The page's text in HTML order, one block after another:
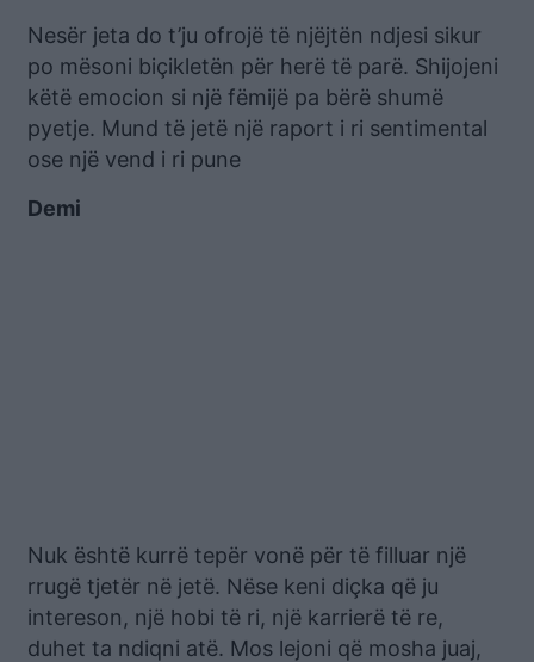
Nesër jeta do t’ju ofrojë të njëjtën ndjesi sikur
po mësoni biçikletën për herë të parë. Shijojeni
këtë emocion si një fëmijë pa bërë shumë
pyetje. Mund të jetë një raport i ri sentimental
ose një vend i ri pune
Demi
Nuk është kurrë tepër vonë për të filluar një
rrugë tjetër në jetë. Nëse keni diçka që ju
intereson, një hobi të ri, një karrierë të re,
duhet ta ndiqni atë. Mos lejoni që mosha juaj,